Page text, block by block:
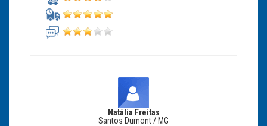
Natália Freitas
Santos Dumont / MG